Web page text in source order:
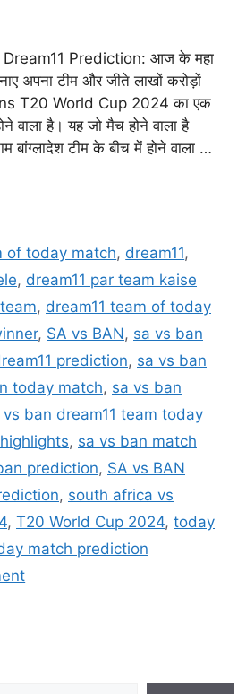
Prediction: आज के महा
अपना टीम और जीते लाखों करोड़ों
T20 World Cup 2024 का एक
वाला है। यह जो मैच होने वाला है
बांग्लादेश टीम के बीच में होने वाला …
of today match, dream11,
, dream11 par team kaise
, dream11 team of today
, SA vs BAN, sa vs ban
prediction, sa vs ban
today match, sa vs ban
vs ban dream11 team today
, sa vs ban match
prediction, SA vs BAN
, south africa vs
, T20 World Cup 2024, today
match prediction